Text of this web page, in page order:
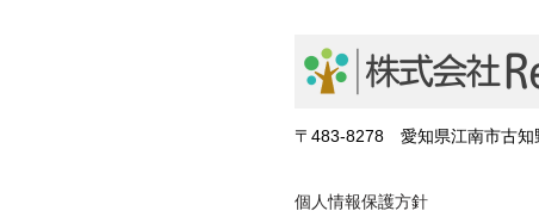
〒483-8278 ​愛知県江南市古知
個人情報保護方針